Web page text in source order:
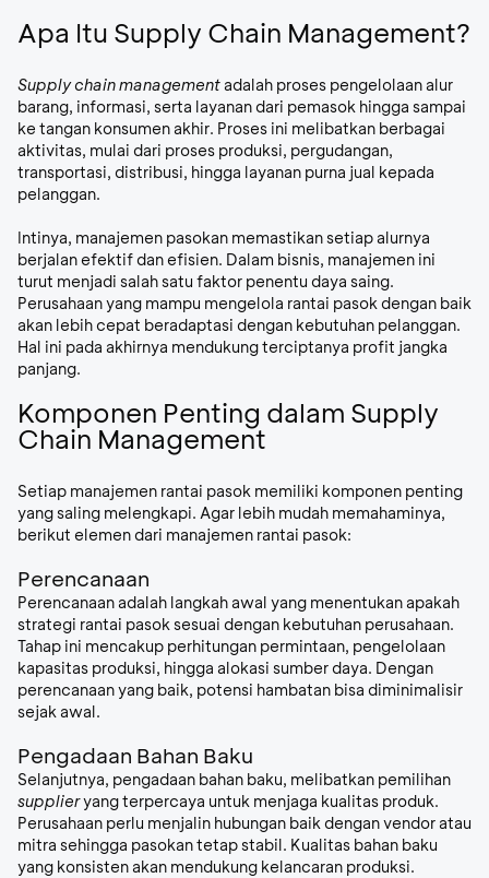
Apa Itu Supply Chain Management?
Supply chain management adalah proses pengelolaan alur
barang, informasi, serta layanan dari pemasok hingga sampai
ke tangan konsumen akhir. Proses ini melibatkan berbagai
aktivitas, mulai dari proses produksi, pergudangan,
transportasi, distribusi, hingga layanan purna jual kepada
pelanggan.
Intinya, manajemen pasokan memastikan setiap alurnya
berjalan efektif dan efisien. Dalam bisnis, manajemen ini
turut menjadi salah satu faktor penentu daya saing.
Perusahaan yang mampu mengelola rantai pasok dengan baik
akan lebih cepat beradaptasi dengan kebutuhan pelanggan.
Hal ini pada akhirnya mendukung terciptanya profit jangka
panjang.
Komponen Penting dalam Supply
Chain Management
Setiap manajemen rantai pasok memiliki komponen penting
yang saling melengkapi. Agar lebih mudah memahaminya,
berikut elemen dari manajemen rantai pasok:
Perencanaan
Perencanaan adalah langkah awal yang menentukan apakah
strategi rantai pasok sesuai dengan kebutuhan perusahaan.
Tahap ini mencakup perhitungan permintaan, pengelolaan
kapasitas produksi, hingga alokasi sumber daya. Dengan
perencanaan yang baik, potensi hambatan bisa diminimalisir
sejak awal.
Pengadaan Bahan Baku
Selanjutnya, pengadaan bahan baku, melibatkan pemilihan
supplieryang terpercaya untuk menjaga kualitas produk.
Perusahaan perlu menjalin hubungan baik dengan vendor atau
mitra sehingga pasokan tetap stabil. Kualitas bahan baku
yang konsisten akan mendukung kelancaran produksi.